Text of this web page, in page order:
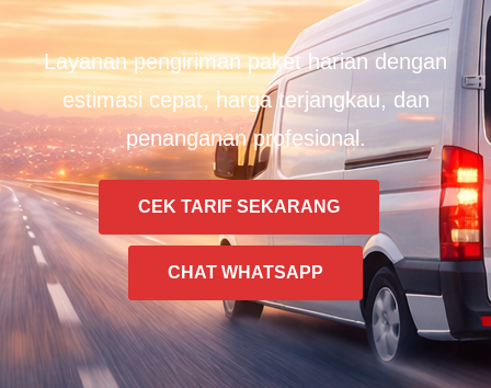
Layanan pengiriman paket harian dengan
estimasi cepat, harga terjangkau, dan
penanganan profesional.
CEK TARIF SEKARANG
CHAT WHATSAPP